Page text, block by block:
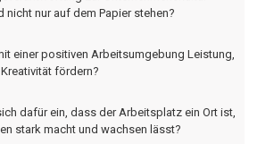
nicht nur auf dem Papier stehen?
einer positiven Arbeitsumgebung Leistung,
fördern?
dafür ein, dass der Arbeitsplatz ein Ort ist,
stark macht und wachsen lässt?